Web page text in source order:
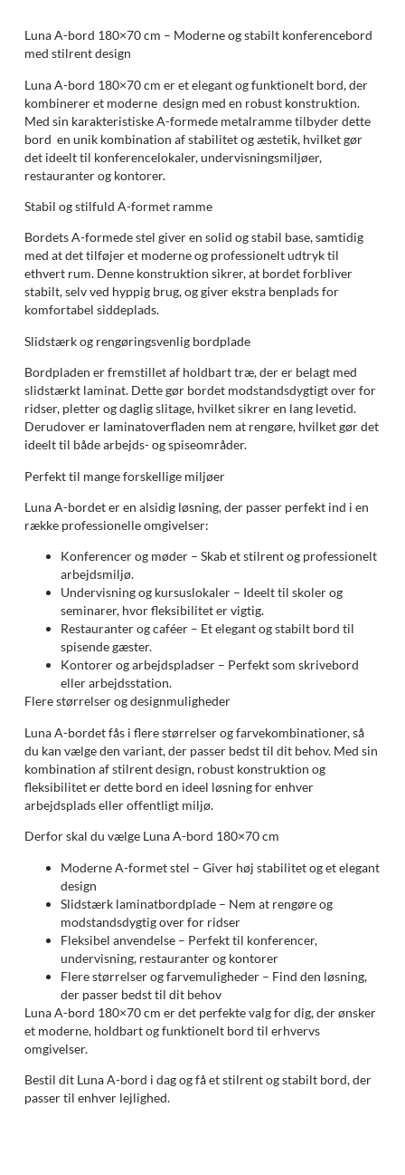
Luna A-bord 180×70 cm – Moderne og stabilt konferencebord
med stilrent design
Luna A-bord 180×70 cm er et elegant og funktionelt bord, der
kombinerer et moderne design med en robust konstruktion.
Med sin karakteristiske A-formede metalramme tilbyder dette
bord en unik kombination af stabilitet og æstetik, hvilket gør
det ideelt til konferencelokaler, undervisningsmiljøer,
restauranter og kontorer.
Stabil og stilfuld A-formet ramme
Bordets A-formede stel giver en solid og stabil base, samtidig
med at det tilføjer et moderne og professionelt udtryk til
ethvert rum. Denne konstruktion sikrer, at bordet forbliver
stabilt, selv ved hyppig brug, og giver ekstra benplads for
komfortabel siddeplads.
Slidstærk og rengøringsvenlig bordplade
Bordpladen er fremstillet af holdbart træ, der er belagt med
slidstærkt laminat. Dette gør bordet modstandsdygtigt over for
ridser, pletter og daglig slitage, hvilket sikrer en lang levetid.
Derudover er laminatoverfladen nem at rengøre, hvilket gør det
ideelt til både arbejds- og spiseområder.
Perfekt til mange forskellige miljøer
Luna A-bordet er en alsidig løsning, der passer perfekt ind i en
række professionelle omgivelser:
Konferencer og møder – Skab et stilrent og professionelt
arbejdsmiljø.
Undervisning og kursuslokaler – Ideelt til skoler og
seminarer, hvor fleksibilitet er vigtig.
Restauranter og caféer – Et elegant og stabilt bord til
spisende gæster.
Kontorer og arbejdspladser – Perfekt som skrivebord
eller arbejdsstation.
Flere størrelser og designmuligheder
Luna A-bordet fås i flere størrelser og farvekombinationer, så
du kan vælge den variant, der passer bedst til dit behov. Med sin
kombination af stilrent design, robust konstruktion og
fleksibilitet er dette bord en ideel løsning for enhver
arbejdsplads eller offentligt miljø.
Derfor skal du vælge Luna A-bord 180×70 cm
Moderne A-formet stel – Giver høj stabilitet og et elegant
design
Slidstærk laminatbordplade – Nem at rengøre og
modstandsdygtig over for ridser
Fleksibel anvendelse – Perfekt til konferencer,
undervisning, restauranter og kontorer
Flere størrelser og farvemuligheder – Find den løsning,
der passer bedst til dit behov
Luna A-bord 180×70 cm er det perfekte valg for dig, der ønsker
et moderne, holdbart og funktionelt bord til erhvervs
omgivelser.
Bestil dit Luna A-bord i dag og få et stilrent og stabilt bord, der
passer til enhver lejlighed.